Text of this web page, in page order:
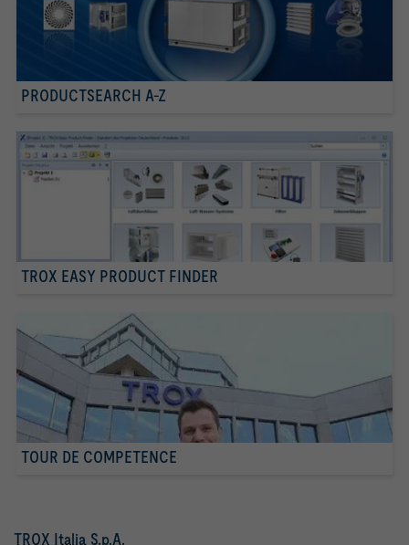
PRODUCTSEARCH A-Z
TROX EASY PRODUCT FINDER
TOUR DE COMPETENCE
TROX Italia S.p.A.